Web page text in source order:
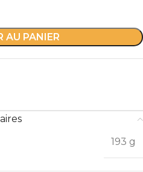
AU PANIER
193 g